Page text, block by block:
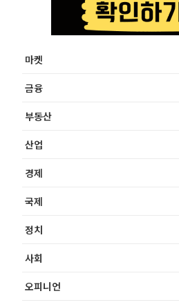
마켓
금융
부동산
산업
경제
국제
정치
사회
오피니언